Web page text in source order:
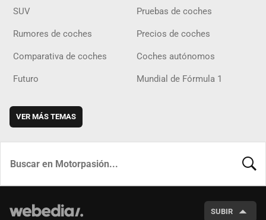
SUV Pruebas de coches
Rumores de coches Precios de coches
Comparativa de coches Coches autónomos
Futuro Mundial de Fórmula 1
VER MÁS TEMAS
SUBIR